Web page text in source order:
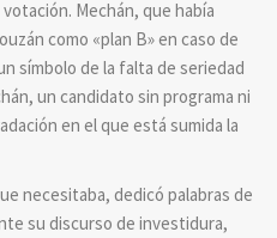
Mechán, que había
como «plan B» en caso de
símbolo de la falta de seriedad
un candidato sin programa ni
en el que está sumida la
necesitaba, dedicó palabras de
su discurso de investidura,